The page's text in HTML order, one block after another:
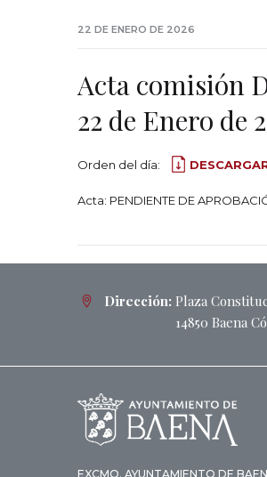
22 DE ENERO DE 2026
Acta comisión
22 de Enero de
Orden del día:
Acta: PENDIENTE DE
Dirección: Plaza
14850 Baena
EXCMO. AYUNTAMIENTO DE